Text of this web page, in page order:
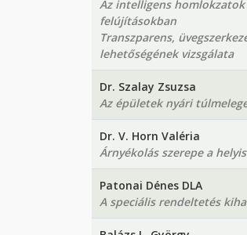
Az intelligens
felújításokban
Transzparens,
lehetőségének vizsgálata
Dr. Szalay Zsuzsa
Az épületek nyári
Dr. V. Horn Valéria
Árnyékolás szerepe a
Patonai Dénes DLA
A speciális rendeltetés